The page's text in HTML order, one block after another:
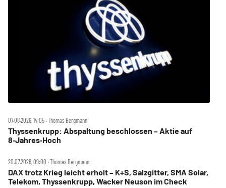
07.08.2026, 14:05 ‧ Thomas Bergmann
Thyssenkrupp: Abspaltung beschlossen – Aktie auf
8‑Jahres‑Hoch
20.07.2026, 09:00 ‧ Thomas Bergmann
DAX trotz Krieg leicht erholt – K+S, Salzgitter, SMA Solar,
Telekom, Thyssenkrupp, Wacker Neuson im Check